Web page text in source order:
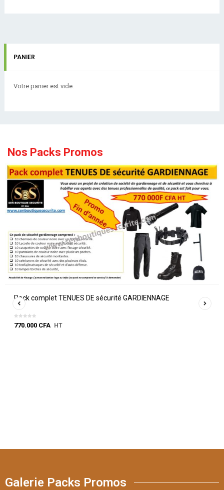
PANIER
Votre panier est vide.
Nos Packs Promos
Pack complet TENUES DE sécurité GARDIENNAGE
770.000 CFA HT
Galerie Packs Promos